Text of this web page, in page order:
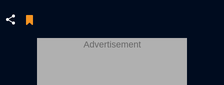
Advertisement